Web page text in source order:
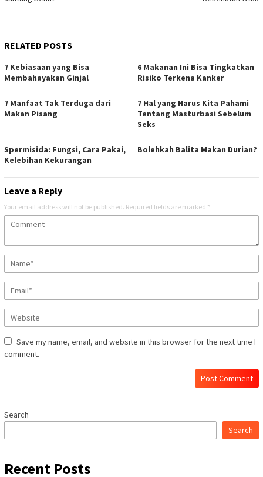
RELATED POSTS
7 Kebiasaan yang Bisa
Membahayakan Ginjal
6 Makanan Ini Bisa Tingkatkan
Risiko Terkena Kanker
7 Manfaat Tak Terduga dari
Makan Pisang
7 Hal yang Harus Kita Pahami
Tentang Masturbasi Sebelum
Seks
Spermisida: Fungsi, Cara Pakai,
Kelebihan Kekurangan
Bolehkah Balita Makan Durian?
Leave a Reply
Your email address will not be published. Required fields are marked *
Save my name, email, and website in this browser for the next time I
comment.
Search
Search
Recent Posts